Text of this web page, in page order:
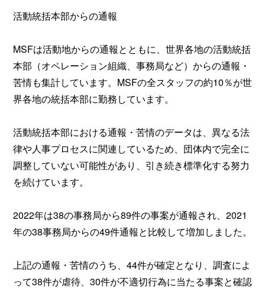
活動統括本部からの通報
MSFは活動地からの通報とともに、世界各地の活動統括
本部（オペレーション組織、事務局など）からの通報・
苦情も集計しています。MSFの全スタッフの約10％が世
界各地の統括本部に勤務しています。
活動統括本部における通報・苦情のデータは、異なる法
律や人事プロセスに関連しているため、団体内で完全に
調整していない可能性があり、引き続き標準化する努力
を続けています。
2022年は38の事務局から89件の事案が通報され、2021
年の38事務局からの49件通報と比較して増加しました。
上記の通報・苦情のうち、44件が確定となり、調査によ
って38件が虐待、30件が不適切行為に当たる事案と確認